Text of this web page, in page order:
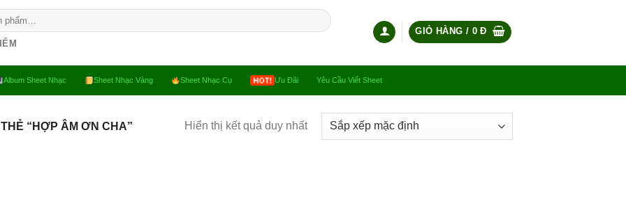
GIỎ HÀNG / 0Đ
Album Sheet Nhạc Sheet Nhạc Vàng Sheet Nhạc Cụ Ưu Đãi Yêu Cầu Viết Sheet
“HỢP ÂM ƠN CHA” Hiển thị kết quả duy nhất